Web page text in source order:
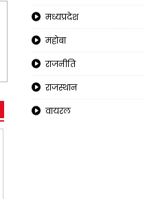
मध्यप्रदेश
महोबा
राजनीति
राजस्थान
वायरल